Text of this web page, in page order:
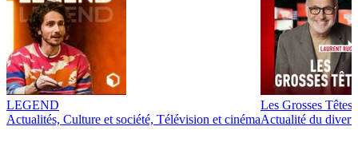
LEGEND
Actualités, Culture et société, Télévision et cinéma
Les Grosses Têtes
Actualité du